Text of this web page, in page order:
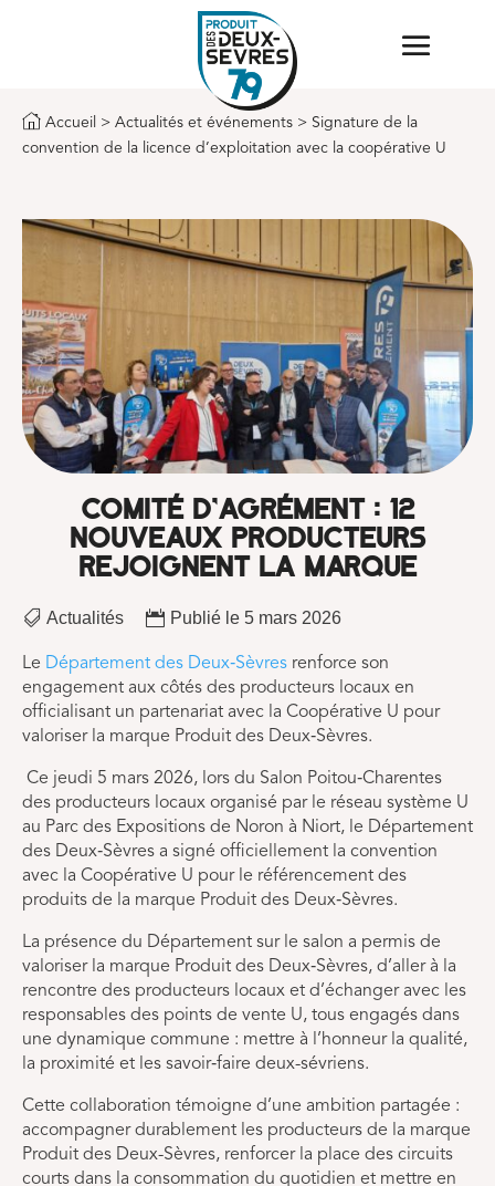
Accueil > Actualités et événements > Signature de la
convention de la licence d’exploitation avec la coopérative U
COMITÉ D’AGRÉMENT : 12
NOUVEAUX PRODUCTEURS
REJOIGNENT LA MARQUE
 Actualités  Publié le 5 mars 2026
Le Département des Deux‑Sèvres renforce son
engagement aux côtés des producteurs locaux en
officialisant un partenariat avec la Coopérative U pour
valoriser la marque Produit des Deux‑Sèvres.
Ce jeudi 5 mars 2026, lors du Salon Poitou‑Charentes
des producteurs locaux organisé par le réseau système U
au Parc des Expositions de Noron à Niort, le Département
des Deux‑Sèvres a signé officiellement la convention
avec la Coopérative U pour le référencement des
produits de la marque Produit des Deux‑Sèvres.
La présence du Département sur le salon a permis de
valoriser la marque Produit des Deux‑Sèvres, d’aller à la
rencontre des producteurs locaux et d’échanger avec les
responsables des points de vente U, tous engagés dans
une dynamique commune : mettre à l’honneur la qualité,
la proximité et les savoir‑faire deux-sévriens.
Cette collaboration témoigne d’une ambition partagée :
accompagner durablement les producteurs de la marque
Produit des Deux-Sèvres, renforcer la place des circuits
courts dans la consommation du quotidien et mettre en